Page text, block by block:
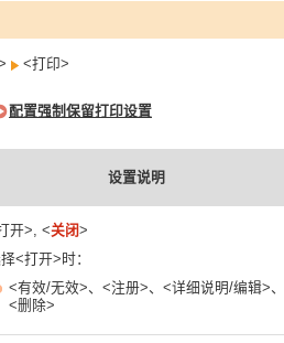
<打印>
配置强制保留打印设置
设置说明
开>, <关闭>
<打开>时：
<有效/无效>、<注册>、<详细说明/编辑>、
<删除>